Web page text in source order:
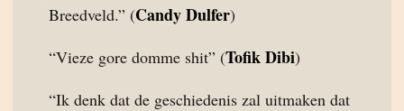
Breedveld.” (Candy Dulfer)
“Vieze gore domme shit” (Tofik Dibi)
“Ik denk dat de geschiedenis zal uitmaken dat